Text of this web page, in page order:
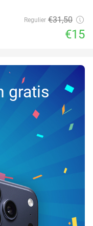
Regulier €31,50
€15
gratis